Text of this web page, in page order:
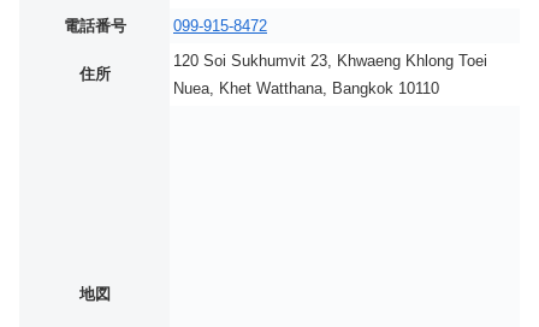
電話番号
099-915-8472
住所
120 Soi Sukhumvit 23, Khwaeng Khlong Toei
Nuea, Khet Watthana, Bangkok 10110
地図